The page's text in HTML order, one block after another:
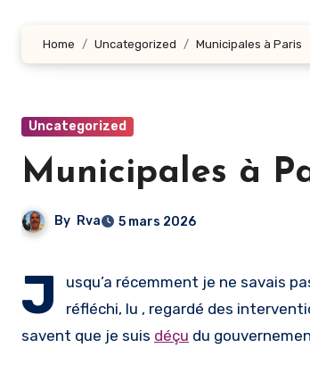
Home Uncategorized Municipales à Paris
Uncategorized
Municipales à
By Rva 5 mars 2026
J usqu’a récemment je ne savais
réfléchi, lu , regardé des
savent que je suis déçu du